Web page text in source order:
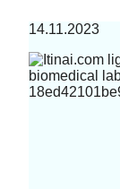
14.11.2023